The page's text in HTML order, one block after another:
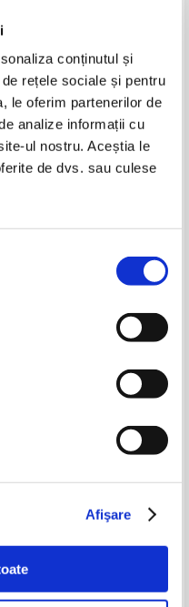
conținutul și
rețele sociale și pentru
le oferim partenerilor de
analize informații cu
ul nostru. Aceștia le
de dvs. sau culese
Afişare
Mihail Gorbaciov - Restructurari
revolutionare-o ideologie a
innoirilor
Pret:13,00Lei 9,10 Lei
Adaugă în coș
Alex Mihalcea - Jurnal de ocna
Lei